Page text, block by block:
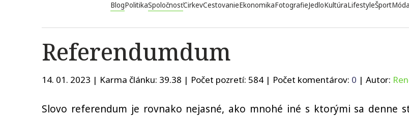
BlogPolitikaSpoločnosťCirkevCestovanieEkonomikaFotografieJedloKultúraLifestyleŠportMóda
Referendumdum
14. 01. 2023 | Karma článku: 39.38 | Počet pozretí: 584 | Počet komentárov: 0 | Autor:
Slovo referendum je rovnako nejasné, ako mnohé iné s ktorými sa denne